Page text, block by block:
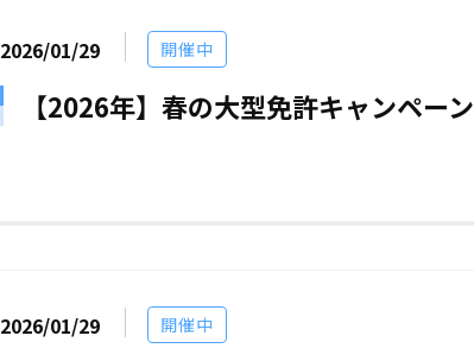
2026/01/29 開催中
【2026年】春の大型免許キャンペーン
2026/01/29 開催中